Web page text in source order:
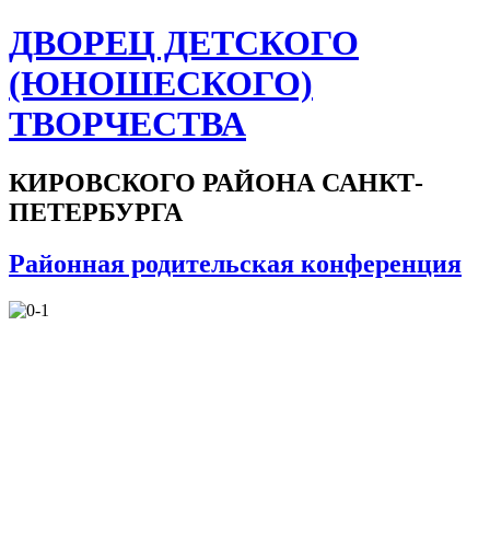
ДВОРЕЦ ДЕТСКОГО
(ЮНОШЕСКОГО)
ТВОРЧЕСТВА
КИРОВСКОГО РАЙОНА САНКТ-
ПЕТЕРБУРГА
Районная родительская конференция